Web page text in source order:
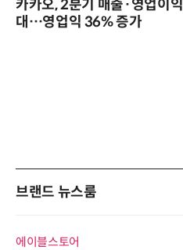
카카오, 2분기 매출·영업이
대…영업익 36% 증가
브랜드 뉴스룸
에이블스토어